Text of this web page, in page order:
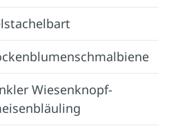
Wiesenknopf-